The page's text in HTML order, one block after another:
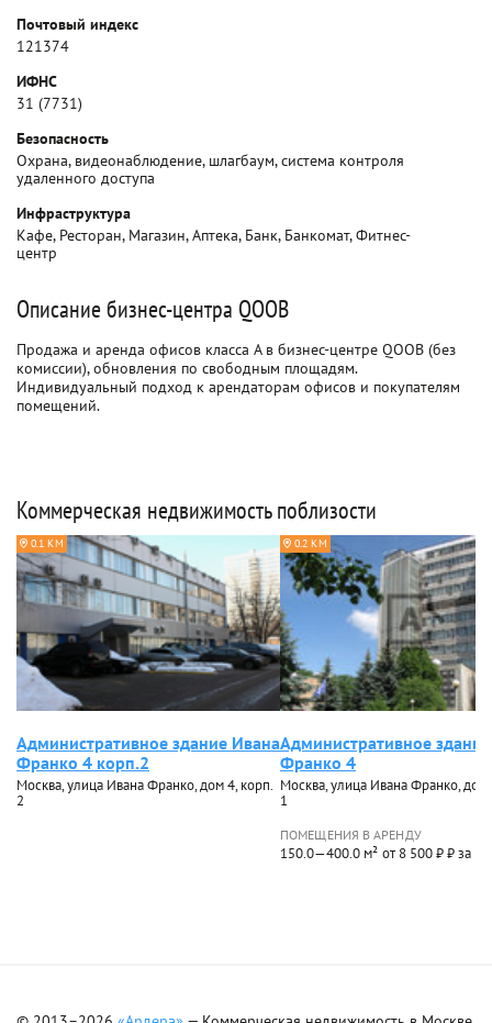
Почтовый индекс
121374
ИФНС
31 (7731)
Безопасность
Охрана, видеонаблюдение, шлагбаум, система контроля
удаленного доступа
Инфраструктура
Кафе, Ресторан, Магазин, Аптека, Банк, Банкомат, Фитнес-
центр
Описание бизнес-центра QOOB
Продажа и аренда офисов класса A в бизнес-центре QOOB (без
комиссии), обновления по свободным площадям.
Индивидуальный подход к арендаторам офисов и покупателям
помещений.
Коммерческая недвижимость поблизости
0.1 КМ
Административное здание Ивана
Франко 4 корп.2
Москва, улица Ивана Франко, дом 4, корп.
2
0.2 КМ
Административное
Франко 4
Москва, улица Ивана Франко, дом
1
ПОМЕЩЕНИЯ В АРЕНДУ
150.0—400.0 м² от 8 500 ₽ ₽ за